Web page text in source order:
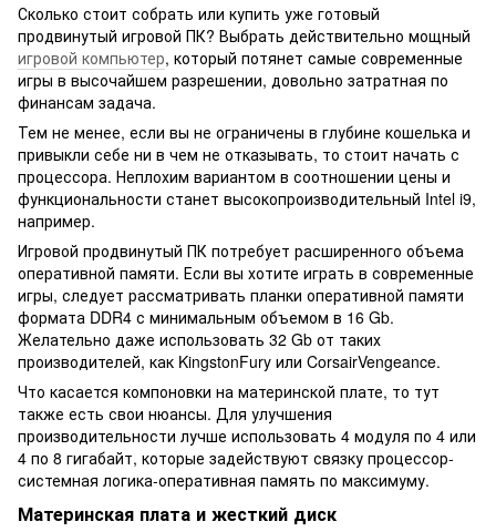
Сколько стоит собрать или купить уже готовый
продвинутый игровой ПК? Выбрать действительно мощный
игровой компьютер, который потянет самые современные
игры в высочайшем разрешении, довольно затратная по
финансам задача.
Тем не менее, если вы не ограничены в глубине кошелька и
привыкли себе ни в чем не отказывать, то стоит начать с
процессора. Неплохим вариантом в соотношении цены и
функциональности станет высокопроизводительный Intel i9,
например.
Игровой продвинутый ПК потребует расширенного объема
оперативной памяти. Если вы хотите играть в современные
игры, следует рассматривать планки оперативной памяти
формата DDR4 с минимальным объемом в 16 Gb.
Желательно даже использовать 32 Gb от таких
производителей, как KingstonFury или CorsairVengeance.
Что касается компоновки на материнской плате, то тут
также есть свои нюансы. Для улучшения
производительности лучше использовать 4 модуля по 4 или
4 по 8 гигабайт, которые задействуют связку процессор-
системная логика-оперативная память по максимуму.
Материнская плата и жесткий диск